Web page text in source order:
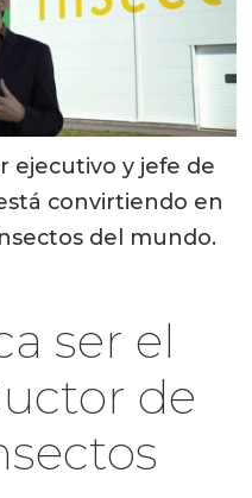
ejecutivo y jefe de
convirtiendo en
del mundo.
ser el
de